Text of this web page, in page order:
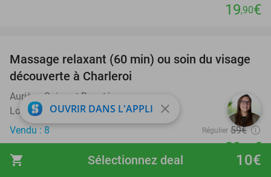
shopping_cart 10€
Sélectionnez deal
19,90€
49%
Massage relaxant (60 min) ou soin du visage
découverte à Charleroi
Auriège Soins et Beauté
Lodelinsart
Vendu : 8
Régulier 59€
29 €
favorite_border
OUVRIR DANS L'APPLI close